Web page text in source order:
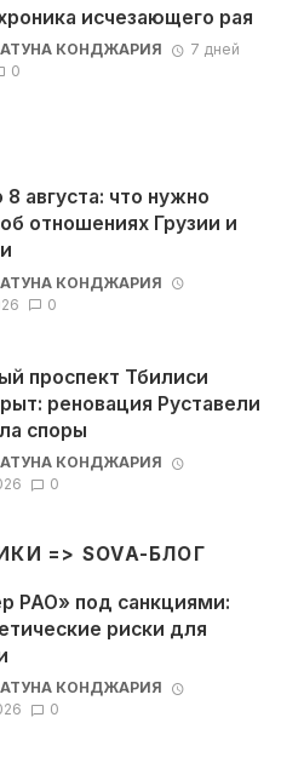
исчезающего рая
КОНДЖАРИЯ
7 дней
0
8 августа: что нужно
отношениях Грузии и
КОНДЖАРИЯ
0
проспект Тбилиси
реновация Руставели
споры
КОНДЖАРИЯ
0
=> SOVA-БЛОГ
РАО» под санкциями:
риски для
КОНДЖАРИЯ
0